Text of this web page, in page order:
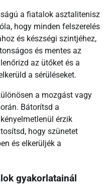
a fiatalok asztalitenisz
hogy minden felszerelés
és készségi szintjéhez,
és mentes az
az ütőket és a
a sérüléseket.
a mozgást vagy
Bátorítsd a
érzik
hogy szünetet
és elkerüljék a
gyakorlatainál